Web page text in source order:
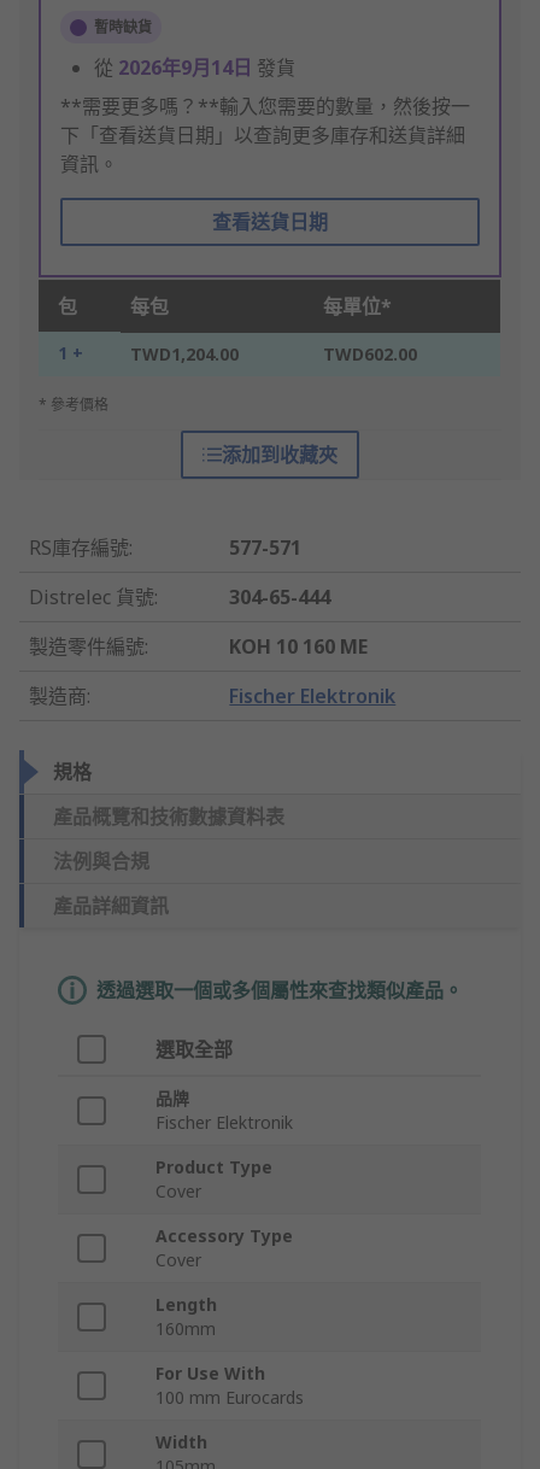
暫時缺貨
從 2026年9月14日 發貨
**需要更多嗎？**輸入您需要的數量，然後按一
下「查看送貨日期」以查詢更多庫存和送貨詳細
資訊。
查看送貨日期
包 每包 每單位*
1 + TWD1,204.00 TWD602.00
* 參考價格
添加到收藏夾
RS庫存編號:
577-571
Distrelec 貨號:
304-65-444
製造零件編號:
KOH 10 160 ME
製造商: Fischer Elektronik
規格
產品概覽和技術數據資料表
法例與合規
產品詳細資訊
透過選取一個或多個屬性來查找類似產品。
選取全部
品牌
Fischer Elektronik
Product Type
Cover
Accessory Type
Cover
Length
160mm
For Use With
100 mm Eurocards
Width